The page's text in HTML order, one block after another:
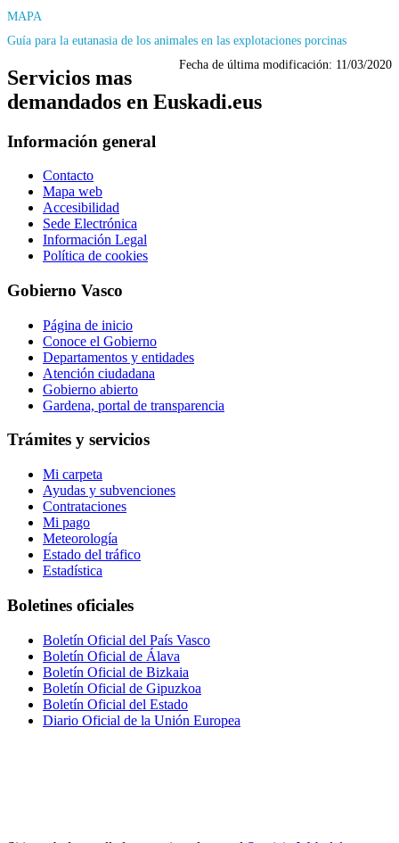
MAPA
Guía para la eutanasia de los animales en las explotaciones porcinas
Fecha de última modificación: 11/03/2020
Servicios mas
demandados en Euskadi.eus
Información general
Contacto
Mapa web
Accesibilidad
Sede Electrónica
Información Legal
Política de cookies
Gobierno Vasco
Página de inicio
Conoce el Gobierno
Departamentos y entidades
Atención ciudadana
Gobierno abierto
Gardena, portal de transparencia
Trámites y servicios
Mi carpeta
Ayudas y subvenciones
Contrataciones
Mi pago
Meteorología
Estado del tráfico
Estadística
Boletines oficiales
Boletín Oficial del País Vasco
Boletín Oficial de Álava
Boletín Oficial de Bizkaia
Boletín Oficial de Gipuzkoa
Boletín Oficial del Estado
Diario Oficial de la Unión Europea